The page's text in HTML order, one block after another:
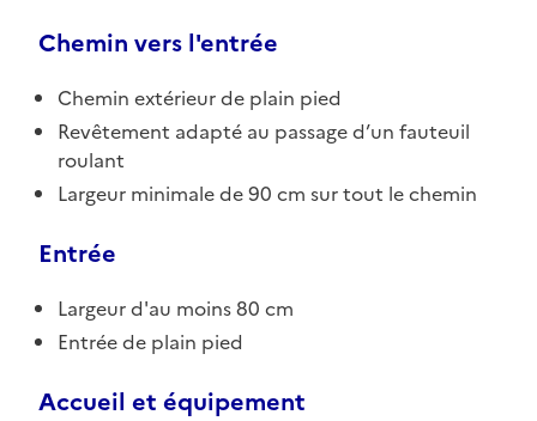
Chemin vers l'entrée
Chemin extérieur de plain pied
Revêtement adapté au passage d’un fauteuil
roulant
Largeur minimale de 90 cm sur tout le chemin
Entrée
Largeur d'au moins 80 cm
Entrée de plain pied
Accueil et équipement